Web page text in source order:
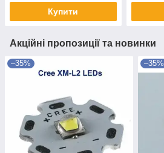
Купити
Акційні пропозиції та новинки
–35% –35%